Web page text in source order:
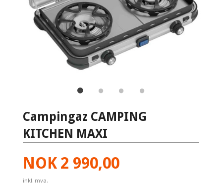
Campingaz CAMPING
KITCHEN MAXI
Pris
NOK 2 990,00
inkl. mva.